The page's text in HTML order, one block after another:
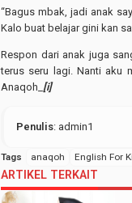
“Bagus mbak, jadi anak
Kalo buat belajar gini kan
Respon dari anak juga
terus seru lagi. Nanti aku
Anaqoh_ [i]
Penulis: admin1
Tags anaqoh English For
ARTIKEL TERKAIT